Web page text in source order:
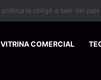
VITRINA COMERCIAL